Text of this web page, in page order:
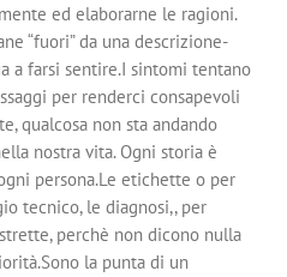
ed elaborarne le ragioni.
“fuori” da una descrizione-
a farsi sentire.I sintomi tentano
per renderci consapevoli
qualcosa non sta andando
nostra vita. Ogni storia è
persona.Le etichette o per
tecnico, le diagnosi,, per
perchè non dicono nulla
la punta di un